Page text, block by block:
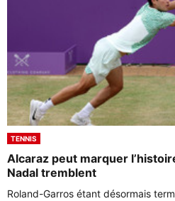
TENNIS
Alcaraz peut marquer
Nadal tremblent
Roland-Garros étant désormais